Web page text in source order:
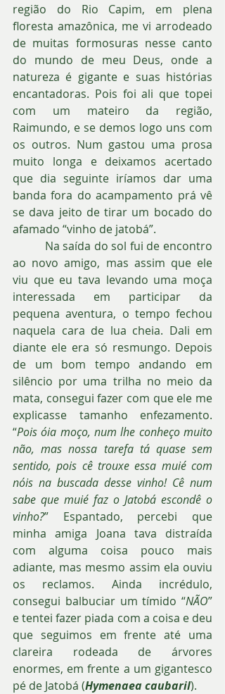
região do Rio Capim, em plena
floresta amazônica, me vi arrodeado
de muitas formosuras nesse canto
do mundo de meu Deus, onde a
natureza é gigante e suas histórias
encantadoras. Pois foi ali que topei
com um mateiro da região,
Raimundo, e se demos logo uns com
os outros. Num gastou uma prosa
muito longa e deixamos acertado
que dia seguinte iríamos dar uma
banda fora do acampamento prá vê
se dava jeito de tirar um bocado do
afamado “vinho de jatobá”.
ao novo amigo, mas assim que ele
viu que eu tava levando uma moça
interessada em participar da
pequena aventura, o tempo fechou
naquela cara de lua cheia. Dali em
diante ele era só resmungo. Depois
de um bom tempo andando em
silêncio por uma trilha no meio da
mata, consegui fazer com que ele me
explicasse tamanho enfezamento.
“Pois óia moço, num lhe conheço muito
não, mas nossa tarefa tá quase sem
sentido, pois cê trouxe essa muié com
nóis na buscada desse vinho! Cê num
sabe que muié faz o Jatobá escondê o
vinho?” Espantado, percebi que
minha amiga Joana tava distraída
com alguma coisa pouco mais
adiante, mas mesmo assim ela ouviu
os reclamos. Ainda incrédulo,
consegui balbuciar um tímido “NÃO”
e tentei fazer piada com a coisa e deu
que seguimos em frente até uma
clareira rodeada de árvores
enormes, em frente a um gigantesco
pé de Jatobá (Hymenaea caubaril).